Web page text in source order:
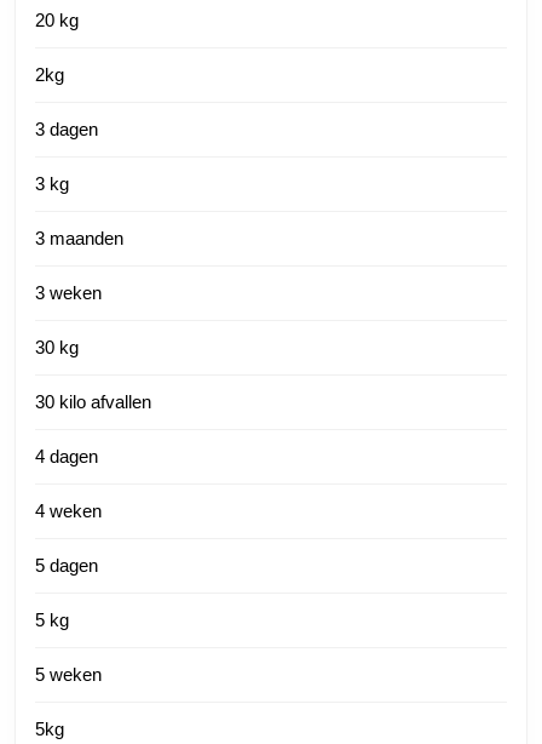
20 kg
2kg
3 dagen
3 kg
3 maanden
3 weken
30 kg
30 kilo afvallen
4 dagen
4 weken
5 dagen
5 kg
5 weken
5kg